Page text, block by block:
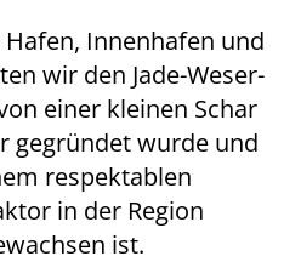
Innenhafen und
wir den Jade-Weser-
einer kleinen Schar
gegründet wurde und
respektablen
in der Region
ist.